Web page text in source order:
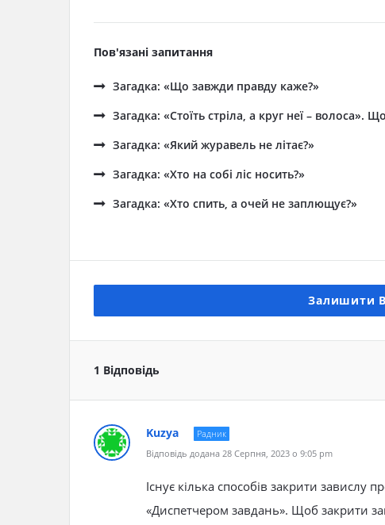
Пов'язані запитання
Загадка: «Що завжди правду каже?»
Загадка: «Стоїть стріла, а круг неї – волоса».
Загадка: «Який журавель не літає?»
Загадка: «Хто на собі ліс носить?»
Загадка: «Хто спить, а очей не заплющує?»
Залишити
1 Відповідь
Kuzya
Радник
Відповідь додана 28 Серпня, 2023 о 9:05 pm
Існує кілька способів закрити завислу
«Диспетчером завдань». Щоб закрити